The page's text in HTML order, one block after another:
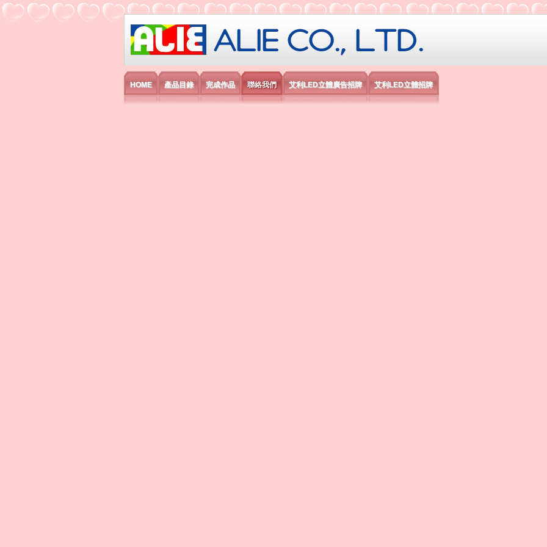
艾利國際電子有限公司
HOME 產品目錄 完成作品 聯絡我們 艾利LED立體廣告招牌 艾利LED立體招牌